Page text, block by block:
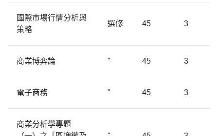
國際市場行情分析與
策略
選修 45 3
商業博弈論 " 45 3
電子商務 " 45 3
商業分析學專題